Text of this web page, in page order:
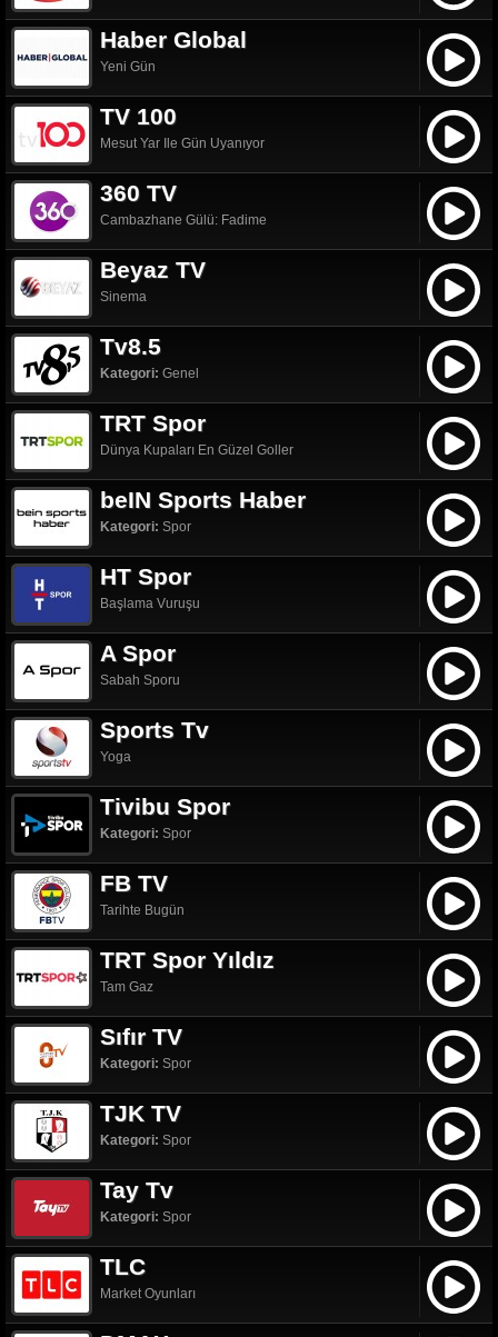
Haber Global
Yeni Gün
TV 100
Mesut Yar Ile Gün Uyanıyor
360 TV
Cambazhane Gülü: Fadime
Beyaz TV
Sinema
Tv8.5
Kategori: Genel
TRT Spor
Dünya Kupaları En Güzel Goller
beIN Sports Haber
Kategori: Spor
HT Spor
Başlama Vuruşu
A Spor
Sabah Sporu
Sports Tv
Yoga
Tivibu Spor
Kategori: Spor
FB TV
Tarihte Bugün
TRT Spor Yıldız
Tam Gaz
Sıfır TV
Kategori: Spor
TJK TV
Kategori: Spor
Tay Tv
Kategori: Spor
TLC
Market Oyunları